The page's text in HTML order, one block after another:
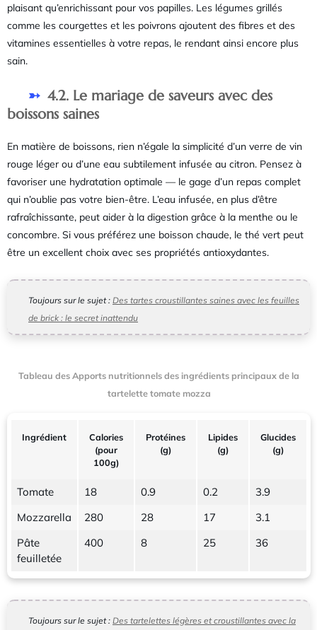
plaisant qu’enrichissant pour vos papilles. Les légumes grillés
comme les courgettes et les poivrons ajoutent des fibres et des
vitamines essentielles à votre repas, le rendant ainsi encore plus
sain.
4.2. Le mariage de saveurs avec des
boissons saines
En matière de boissons, rien n’égale la simplicité d’un verre de vin
rouge léger ou d’une eau subtilement infusée au citron. Pensez à
favoriser une hydratation optimale — le gage d’un repas complet
qui n’oublie pas votre bien-être. L’eau infusée, en plus d’être
rafraîchissante, peut aider à la digestion grâce à la menthe ou le
concombre. Si vous préférez une boisson chaude, le thé vert peut
être un excellent choix avec ses propriétés antioxydantes.
Toujours sur le sujet : Des tartes croustillantes saines avec les feuilles
de brick : le secret inattendu
Tableau des Apports nutritionnels des ingrédients principaux de la
tartelette tomate mozza
Ingrédient
Calories
(pour
100g)
Protéines
(g)
Lipides
(g)
Glucides
(g)
Tomate 18 0.9 0.2
3.9
Mozzarella
280 28 17
3.1
Pâte
feuilletée
400 8 25 36
Toujours sur le sujet : Des tartelettes légères et croustillantes avec la